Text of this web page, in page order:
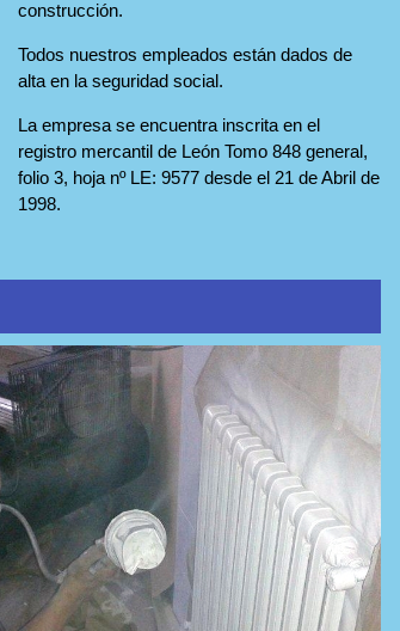
construcción.
Todos nuestros empleados están dados de
alta en la seguridad social.
La empresa se encuentra inscrita en el
registro mercantil de León Tomo 848 general,
folio 3, hoja nº LE: 9577 desde el 21 de Abril de
1998.